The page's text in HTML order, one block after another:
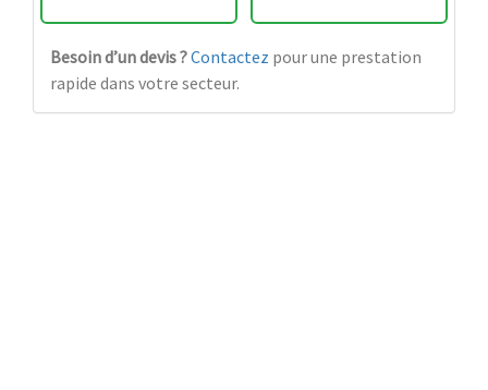
Besoin d’un devis ?Contactez pour une prestation
rapide dans votre secteur.